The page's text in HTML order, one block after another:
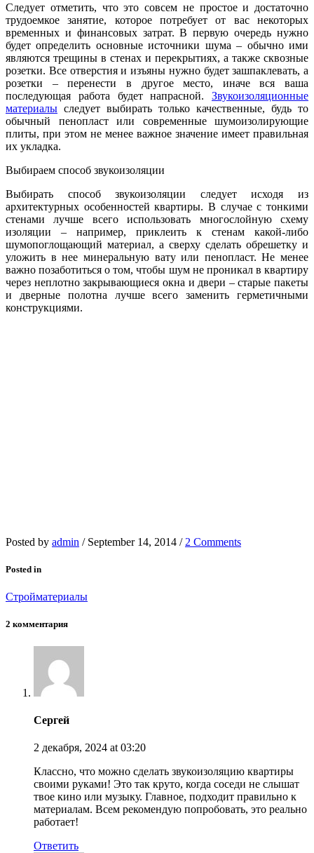
Следует отметить, что это совсем не простое и достаточно
трудоемкое занятие, которое потребует от вас некоторых
временных и финансовых затрат. В первую очередь нужно
будет определить основные источники шума – обычно ими
являются трещины в стенах и перекрытиях, а также сквозные
розетки. Все отверстия и изъяны нужно будет зашпаклевать, а
розетки – перенести в другое место, иначе вся ваша
последующая работа будет напрасной. Звукоизоляционные
материалы следует выбирать только качественные, будь то
обычный пенопласт или современные шумоизолирующие
плиты, при этом не менее важное значение имеет правильная
их укладка.
Выбираем способ звукоизоляции
Выбирать способ звукоизоляции следует исходя из
архитектурных особенностей квартиры. В случае с тонкими
стенами лучше всего использовать многослойную схему
изоляции – например, приклеить к стенам какой-либо
шумопоглощающий материал, а сверху сделать обрешетку и
уложить в нее минеральную вату или пенопласт. Не менее
важно позаботиться о том, чтобы шум не проникал в квартиру
через неплотно закрывающиеся окна и двери – старые пакеты
и дверные полотна лучше всего заменить герметичными
конструкциями.
Posted by admin / September 14, 2014 / 2 Comments
Posted in
Стройматериалы
2 комментария
Сергей
2 декабря, 2024 at 03:20
Классно, что можно сделать звукоизоляцию квартиры
своими руками! Это так круто, когда соседи не слышат
твое кино или музыку. Главное, подходит правильно к
материалам. Всем рекомендую попробовать, это реально
работает!
Ответить